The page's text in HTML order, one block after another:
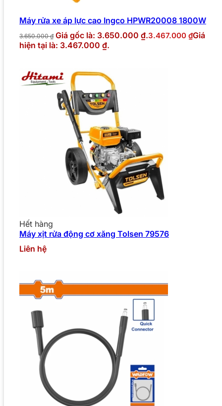
Máy rửa xe áp lực cao Ingco HPWR20008 1800W
3.650.000₫ Giá gốc là: 3.650.000 ₫.3.467.000 ₫Giá
hiện tại là: 3.467.000 ₫.
Hết hàng
Máy xịt rửa động cơ xăng Tolsen 79576
Liên hệ